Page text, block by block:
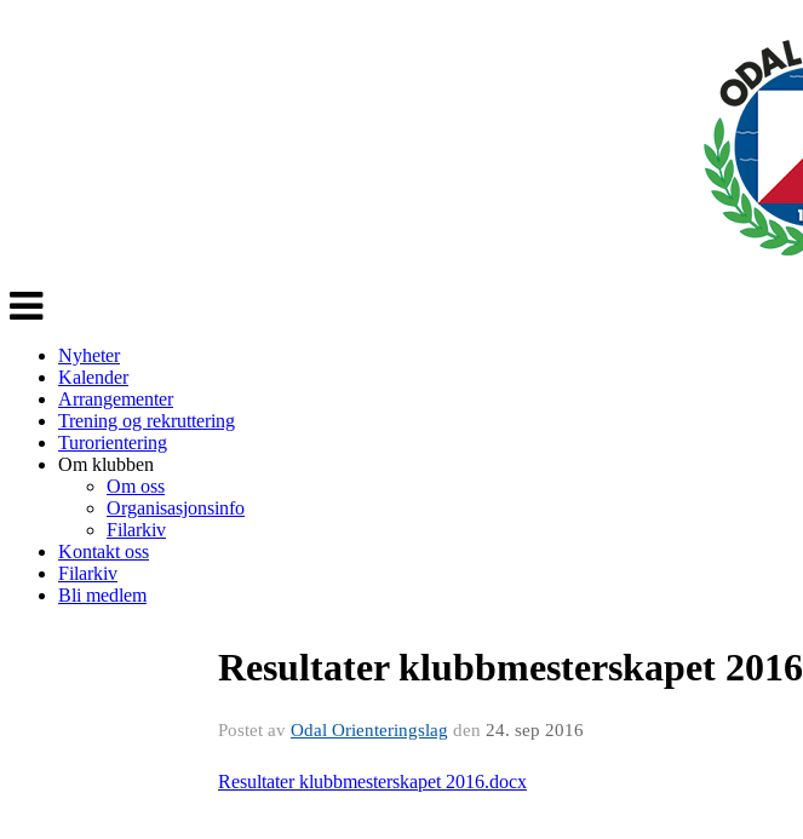
Veksle
navigasjon
Nyheter
Kalender
Arrangementer
Trening og rekruttering
Turorientering
Om klubben
Om oss
Organisasjonsinfo
Filarkiv
Kontakt oss
Filarkiv
Bli medlem
Resultater klubbmesterskapet 2016
Postet av Odal Orienteringslag den 24. sep 2016
Resultater klubbmesterskapet 2016.docx